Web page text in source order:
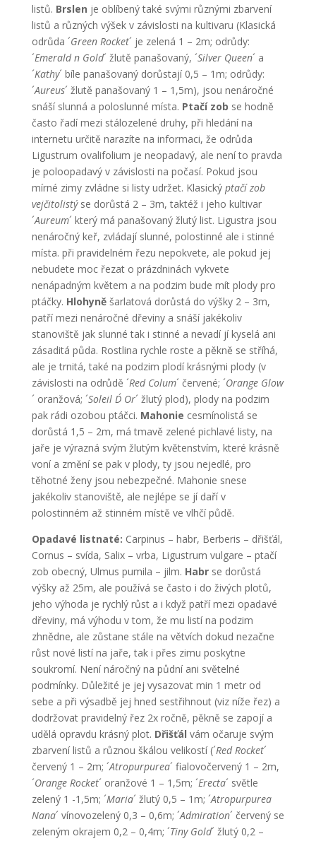
listů. Brslen je oblíbený také svými různými zbarvení
listů a různých výšek v závislosti na kultivaru (Klasická
odrůda ´Green Rocket´ je zelená 1 – 2m; odrůdy:
´Emerald n Gold´ žlutě panašovaný, ´Silver Queen´ a
´Kathy´ bíle panašovaný dorůstají 0,5 – 1m; odrůdy:
´Aureus´ žlutě panašovaný 1 – 1,5m), jsou nenáročné
snáší slunná a poloslunné místa. Ptačí zob se hodně
často řadí mezi stálozelené druhy, při hledání na
internetu určitě narazíte na informaci, že odrůda
Ligustrum ovalifolium je neopadavý, ale není to pravda
je poloopadavý v závislosti na počasí. Pokud jsou
mírné zimy zvládne si listy udržet. Klasický ptačí zob
vejčitolistýse dorůstá 2 – 3m, taktéž i jeho kultivar
´Aureum´ který má panašovaný žlutý list. Ligustra jsou
nenáročný keř, zvládají slunné, polostinné ale i stinné
místa. při pravidelném řezu nepokvete, ale pokud jej
nebudete moc řezat o prázdninách vykvete
nenápadným květem a na podzim bude mít plody pro
ptáčky. Hlohyněšarlatová dorůstá do výšky 2 – 3m,
patří mezi nenáročné dřeviny a snáší jakékoliv
stanoviště jak slunné tak i stinné a nevadí jí kyselá ani
zásaditá půda. Rostlina rychle roste a pěkně se stříhá,
ale je trnitá, také na podzim plodí krásnými plody (v
závislosti na odrůdě ´Red Colum´ červené; ´Orange Glow
´ oranžová; ´Soleil D´ Or´ žlutý plod), plody na podzim
pak rádi ozobou ptáčci. Mahonie cesmínolistá se
dorůstá 1,5 – 2m, má tmavě zelené pichlavé listy, na
jaře je výrazná svým žlutým květenstvím, které krásně
voní a změní se pak v plody, ty jsou nejedlé, pro
těhotné ženy jsou nebezpečné. Mahonie snese
jakékoliv stanoviště, ale nejlépe se jí daří v
polostinném až stinném místě ve vlhčí půdě.
Opadavé listnaté: Carpinus – habr, Berberis – dřišťál,
Cornus – svída, Salix – vrba, Ligustrum vulgare – ptačí
zob obecný, Ulmus pumila – jilm. Habrse dorůstá
výšky až 25m, ale používá se často i do živých plotů,
jeho výhoda je rychlý růst a i když patří mezi opadavé
dřeviny, má výhodu v tom, že mu listí na podzim
zhnědne, ale zůstane stále na větvích dokud nezačne
růst nové listí na jaře, tak i přes zimu poskytne
soukromí. Není náročný na půdní ani světelné
podmínky. Důležité je jej vysazovat min 1 metr od
sebe a při výsadbě jej hned sestřihnout (viz níže řez) a
dodržovat pravidelný řez 2x ročně, pěkně se zapojí a
udělá opravdu krásný plot. Dřišťál vám očaruje svým
zbarvení listů a různou škálou velikostí (´Red Rocket´
červený 1 – 2m; ´Atropurpurea´ fialovočervený 1 – 2m,
´Orange Rocket´ oranžové 1 – 1,5m; ´Erecta´ světle
zelený 1 -1,5m; ´Maria´ žlutý 0,5 – 1m; ´Atropurpurea
Nana´ vínovozelený 0,3 – 0,6m; ´Admiration´ červený se
zeleným okrajem 0,2 – 0,4m; ´Tiny Gold´ žlutý 0,2 –